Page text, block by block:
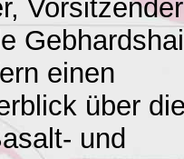
Vorsitzender
einen
über
und